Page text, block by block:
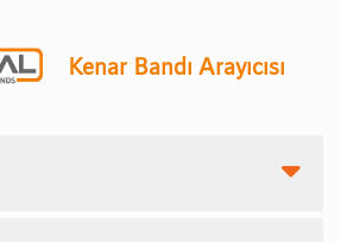
Kenar Bandı Arayıcısı